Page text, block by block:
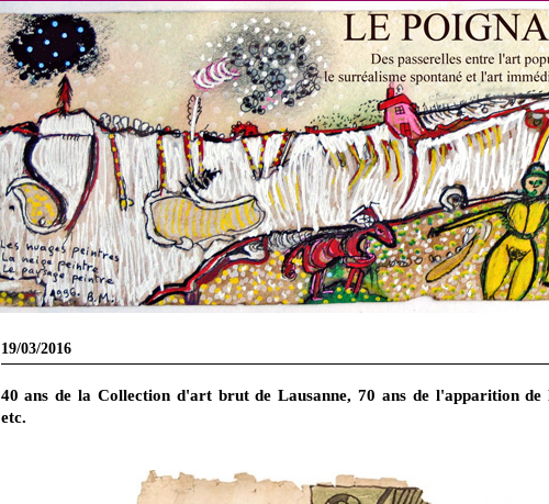
19/03/2016
40 ans de la Collection d'art brut de Lausanne, 70 ans de l'apparition
etc.